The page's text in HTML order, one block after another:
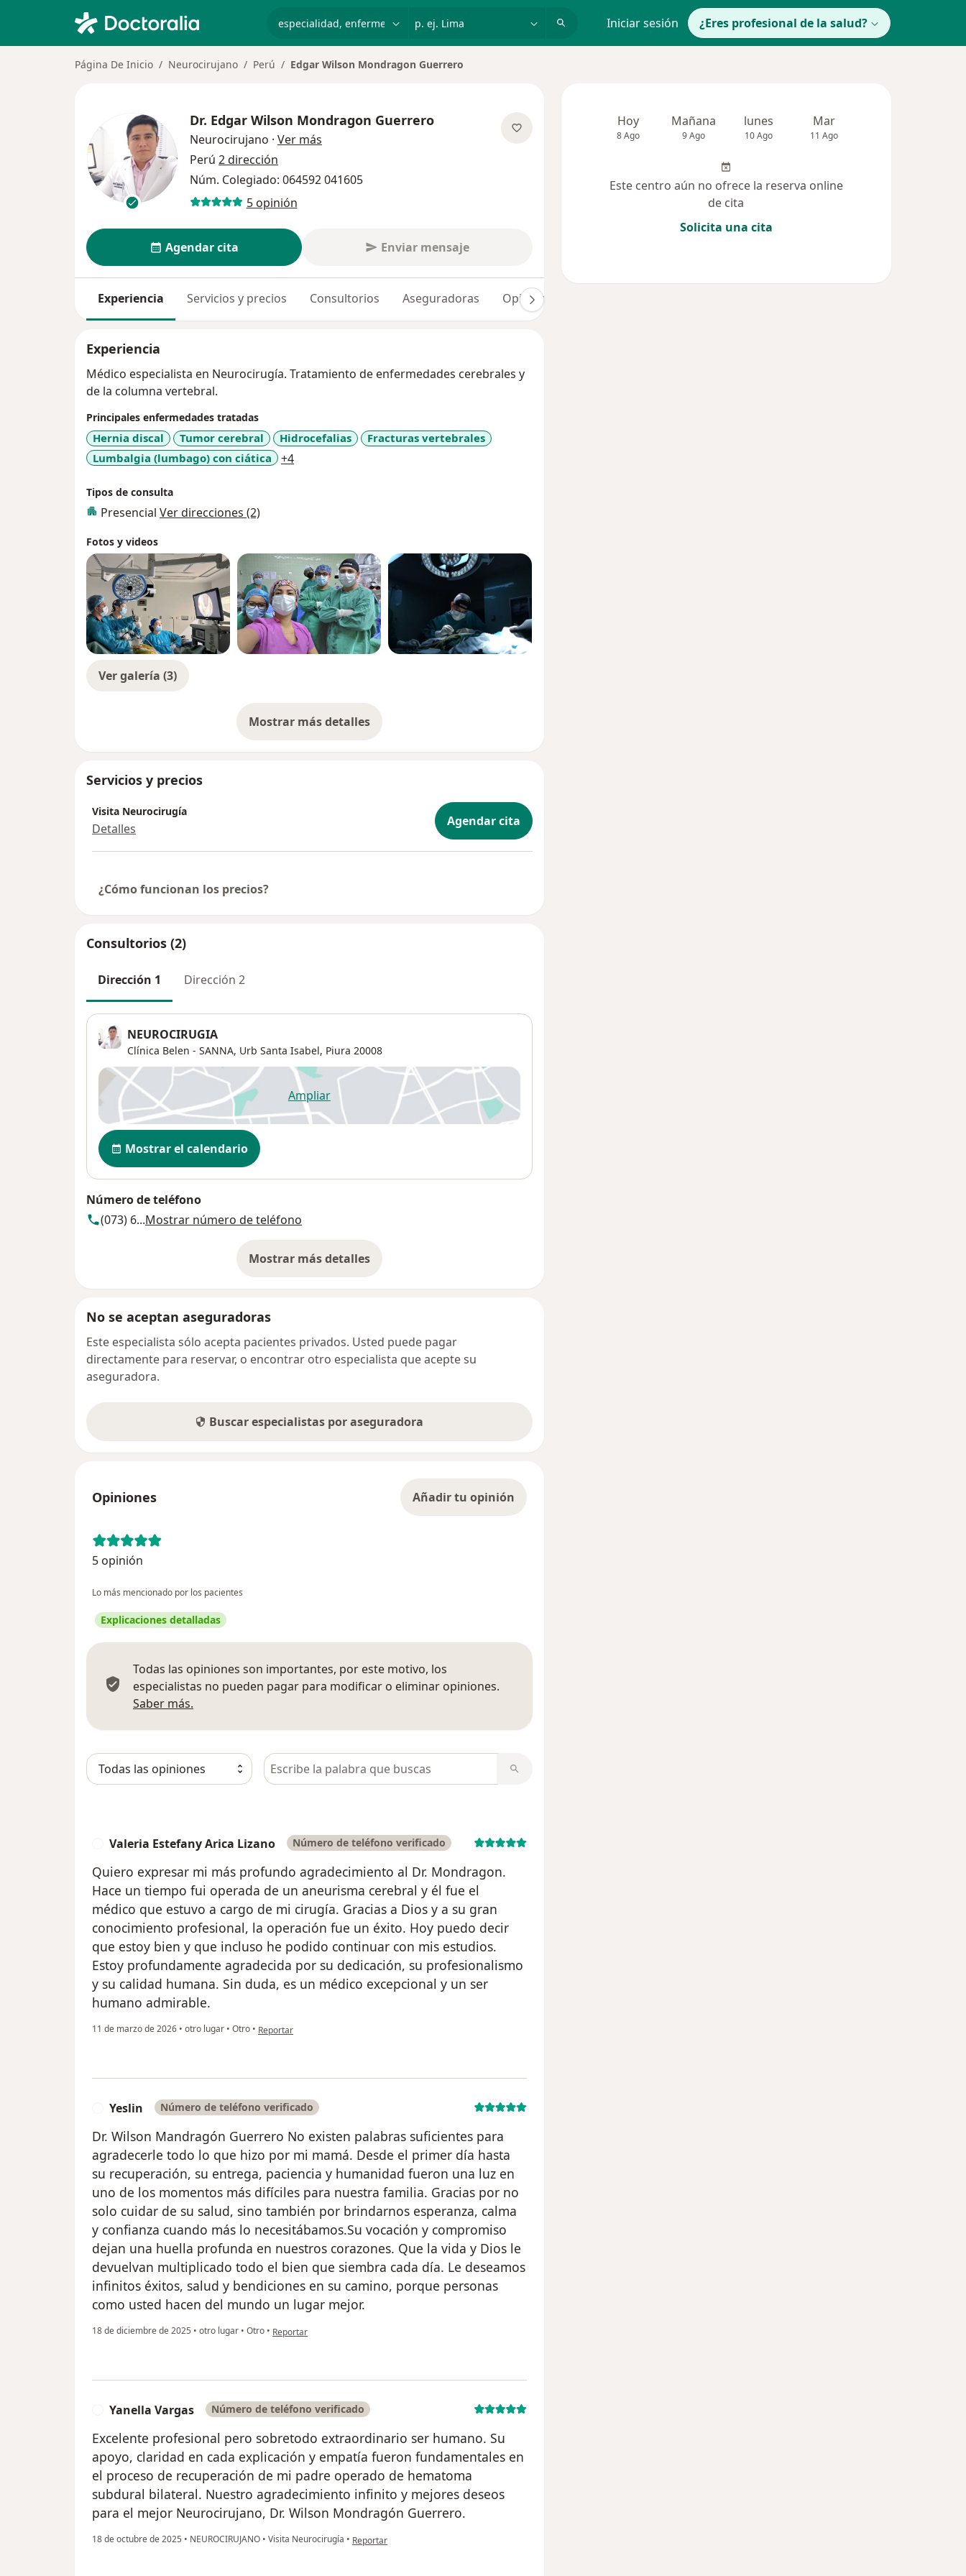
Iniciar sesión ¿Eres profesional de la salud?
Página De Inicio Neurocirujano Perú Edgar Wilson Mondragon Guerrero
Dr. Edgar Wilson Mondragon Guerrero
Neurocirujano · Ver más
Perú 2 dirección
Núm. Colegiado: 064592 041605
5 opinión
Agendar cita Enviar mensaje
Experiencia Servicios y precios Consultorios Aseguradoras Opiniones (5)
Experiencia
Médico especialista en Neurocirugía. Tratamiento de enfermedades cerebrales y
de la columna vertebral.
Principales enfermedades tratadas
Hernia discal Tumor cerebral Hidrocefalias
Fracturas vertebrales
Lumbalgia (lumbago) con ciática
+4a11y_sr_more_diseases
Tipos de consulta
Presencial Ver direcciones (2)
Fotos y videos
Ver galería (3)
Mostrar más detalles
sobre la experiencia
Servicios y precios
Visita Neurocirugía
Detalles Agendar cita
¿Cómo funcionan los precios?
Consultorios (2)
Dirección 1 Dirección 2
NEUROCIRUGIA
Clínica Belen - SANNA, Urb Santa Isabel, Piura 20008
Ampliarse abre en una nueva pestaña
Disponibilidad
Mostrar el calendario
Número de teléfono
(073) 6...Mostrar número de teléfono
Mostrar más detalles
sobre la dirección
No se aceptan aseguradoras
Este especialista sólo acepta pacientes privados. Usted puede pagar
directamente para reservar, o encontrar otro especialista que acepte su
aseguradora.
Buscar especialistas por aseguradora
Opiniones Añadir tu opinión
5 opinión
Lo más mencionado por los pacientes
Explicaciones detalladas
Todas las opiniones son importantes, por este motivo, los
especialistas no pueden pagar para modificar o eliminar opiniones.
Saber más.
Busca en opiniones
Valeria Estefany Arica Lizano Número de teléfono verificado
Quiero expresar mi más profundo agradecimiento al Dr. Mondragon.
Hace un tiempo fui operada de un aneurisma cerebral y él fue el
médico que estuvo a cargo de mi cirugía. Gracias a Dios y a su gran
conocimiento profesional, la operación fue un éxito. Hoy puedo decir
que estoy bien y que incluso he podido continuar con mis estudios.
Estoy profundamente agradecida por su dedicación, su profesionalismo
y su calidad humana. Sin duda, es un médico excepcional y un ser
humano admirable.
11 de marzo de 2026 • otro lugar • Otro • en opinión del usuario Valeria Estefany Arica Lizano
Reportar
Yeslin Número de teléfono verificado
Dr. Wilson Mandragón Guerrero No existen palabras suficientes para
agradecerle todo lo que hizo por mi mamá. Desde el primer día hasta
su recuperación, su entrega, paciencia y humanidad fueron una luz en
uno de los momentos más difíciles para nuestra familia. Gracias por no
solo cuidar de su salud, sino también por brindarnos esperanza, calma
y confianza cuando más lo necesitábamos.Su vocación y compromiso
dejan una huella profunda en nuestros corazones. Que la vida y Dios le
devuelvan multiplicado todo el bien que siembra cada día. Le deseamos
infinitos éxitos, salud y bendiciones en su camino, porque personas
como usted hacen del mundo un lugar mejor.
18 de diciembre de 2025 • otro lugar • Otro • en opinión del usuario Yeslin
Reportar
Yanella Vargas Número de teléfono verificado
Excelente profesional pero sobretodo extraordinario ser humano. Su
apoyo, claridad en cada explicación y empatía fueron fundamentales en
el proceso de recuperación de mi padre operado de hematoma
subdural bilateral. Nuestro agradecimiento infinito y mejores deseos
para el mejor Neurocirujano, Dr. Wilson Mondragón Guerrero.
18 de octubre de 2025 • NEUROCIRUJANO • Visita Neurocirugía • en opinión del usuario Yanella Vargas
Reportar
Hoy
8 Ago
Mañana
9 Ago
lunes
10 Ago
Mar
11 Ago
Este centro aún no ofrece la reserva online
de cita
Solicita una cita